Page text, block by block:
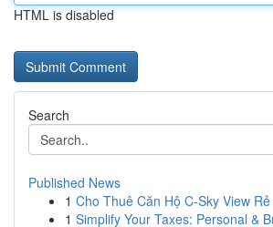
HTML is disabled
Search
Published News
1 Cho Thuê Căn Hộ C-Sky View
1 Simplify Your Taxes: Personal &